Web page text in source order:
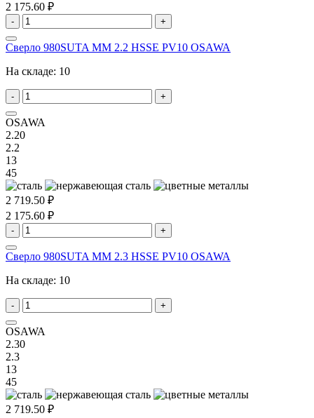
2 175.60 ₽
- +
Сверло 980SUTA MM 2.2 HSSE PV10 OSAWA
На складе: 10
- +
OSAWA
2.20
2.2
13
45
2 719.50 ₽
2 175.60 ₽
- +
Сверло 980SUTA MM 2.3 HSSE PV10 OSAWA
На складе: 10
- +
OSAWA
2.30
2.3
13
45
2 719.50 ₽